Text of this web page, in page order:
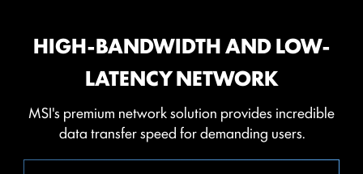
พินเชื่อมต่อพัดลมของ MSI สามารถตรวจจับโหมดการ
ทำงานของพัดลมทั้งแบบ DC และ PWM ได้โดยอัตโนมัติ
เพื่อปรับแต่งความเร็วพัดลมและความเงียบได้อย่างสมบูรณ์
HIGH-BANDWIDTH AND LOW-
LATENCY NETWORK
MSI's premium network solution provides incredible
data transfer speed for demanding users.
FAST AND FUTURE-READY
STORAGE
MSI PRO series motherboards support all the latest
storage standards, which allows users to connect
LIGHTNING GEN 5 PCI-E WITH
STEEL ARMOR II
LIGHTNING GEN 5 PCI-E